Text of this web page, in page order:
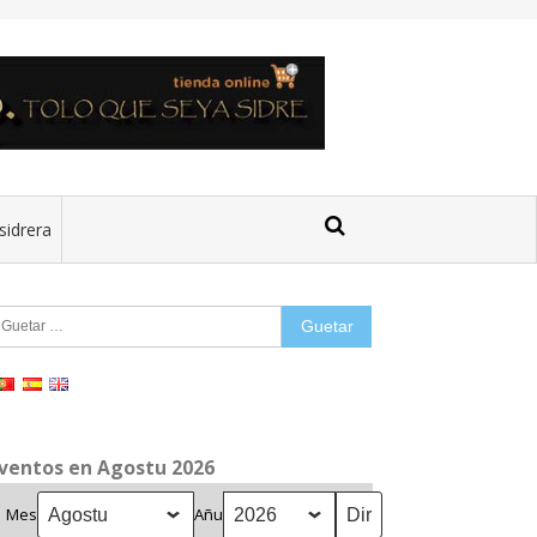
en Agostu 2026
Mes Añu